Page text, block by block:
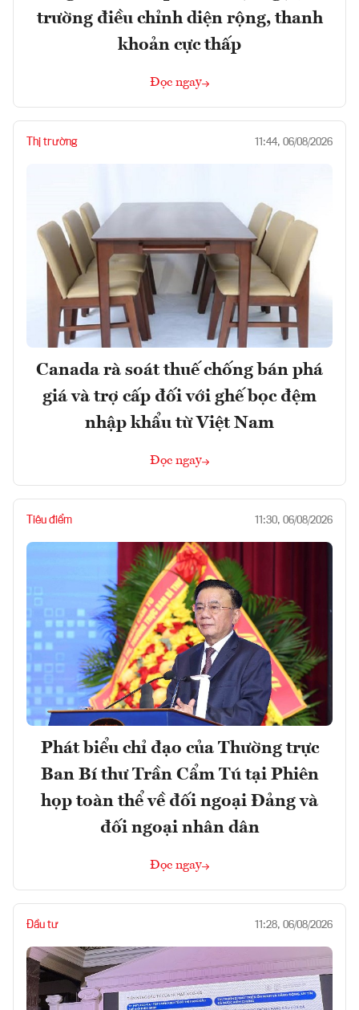
trường điều chỉnh diện rộng, thanh
khoản cực thấp
Đọc ngay
Thị trường 11:44, 06/08/2026
Canada rà soát thuế chống bán phá
giá và trợ cấp đối với ghế bọc đệm
nhập khẩu từ Việt Nam
Đọc ngay
Tiêu điểm 11:30, 06/08/2026
Phát biểu chỉ đạo của Thường trực
Ban Bí thư Trần Cẩm Tú tại Phiên
họp toàn thể về đối ngoại Đảng và
đối ngoại nhân dân
Đọc ngay
Đầu tư 11:28, 06/08/2026